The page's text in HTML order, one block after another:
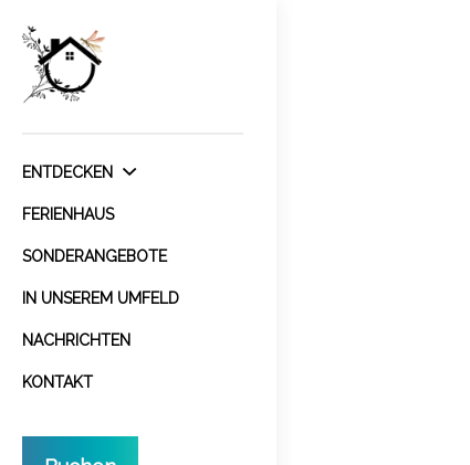
ENTDECKEN
FERIENHAUS
SONDERANGEBOTE
IN UNSEREM UMFELD
NACHRICHTEN
KONTAKT